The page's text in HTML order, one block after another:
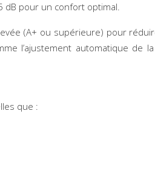
dB pour un confort optimal.
(A+ ou supérieure) pour
l’ajustement automatique de
que :